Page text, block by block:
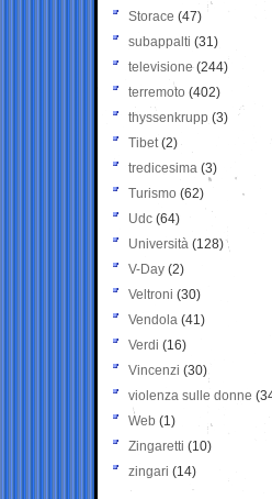
Storace (47)
subappalti (31)
televisione(244)
terremoto (402)
thyssenkrupp (3)
Tibet(2)
tredicesima (3)
Turismo (62)
Udc (64)
Università (128)
V-Day (2)
Veltroni (30)
Vendola (41)
Verdi (16)
Vincenzi (30)
violenza sulle donne
Web (1)
Zingaretti (10)
zingari (14)